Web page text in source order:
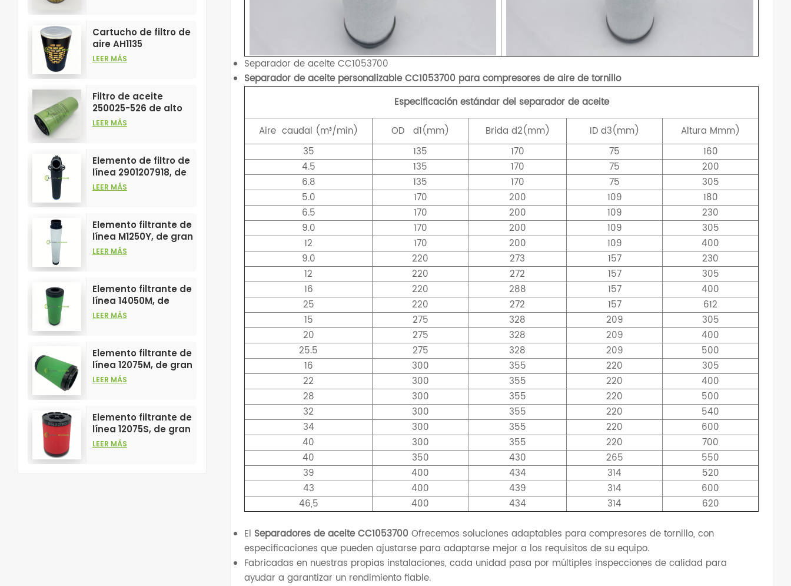
de compresores de
aire.
Cartucho de filtro de
aire AH1135
personalizable para
de compresores de
aire.
LEER MÁS
Filtro de aceite
250025-526 de alto
rendimiento,
compresores de aire.
LEER MÁS
Elemento de filtro de
línea 2901207918, de
gran venta y alto
compresores de aire.
LEER MÁS
Elemento filtrante de
línea M1250Y, de gran
venta y alto
comprimido.
LEER MÁS
Elemento filtrante de
línea 14050M, de
gran venta y alto
comprimido.
LEER MÁS
Elemento filtrante de
línea 12075M, de gran
venta y alto
comprimido.
LEER MÁS
Elemento filtrante de
línea 12075S, de gran
venta y alto
LEER MÁS
Separador de aceite CC1053700
Separador de aceite personalizable CC1053700 para compresores de aire de tornillo
Especificación estándar del separador de aceite
Aire caudal (m³/min) OD d1(mm) Brida d2(mm) ID d3(mm) Altura Mmm)
35
135 170 75
160
4.5
135 170 75
200
6.8
135 170 75
305
5.0
170 200 109
180
6.5
170 200 109
230
9.0
170 200 109
305
12
170 200 109
400
9.0
220 273 157
230
12
220 272 157
305
16
220 288 157
400
25
220 272 157
612
15
275 328 209
305
20
275 328 209
400
25.5
275 328 209
500
16
300 355 220
305
22
300 355 220
400
28
300 355 220
500
32
300 355 220
540
34
300 355 220
600
40
300 355 220
700
40
350 430 265
550
39
400 434 314
520
43
400 439 314
600
46,5
400 434 314 620
El Separadores de aceite CC1053700 Ofrecemos soluciones adaptables para compresores de tornillo, con
especificaciones que pueden ajustarse para adaptarse mejor a los requisitos de su equipo.
Fabricadas en nuestras propias instalaciones, cada unidad pasa por múltiples inspecciones de calidad para
ayudar a garantizar un rendimiento fiable.